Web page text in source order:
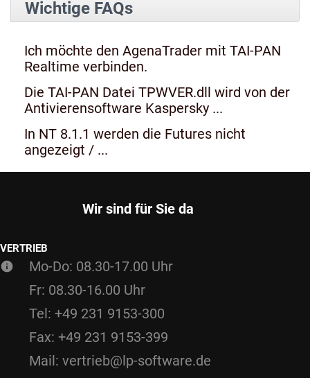
Wichtige FAQs
Ich möchte den AgenaTrader mit TAI-PAN
Realtime verbinden.
Die TAI-PAN Datei TPWVER.dll wird von der
Antivierensoftware Kaspersky ...
In NT 8.1.1 werden die Futures nicht
angezeigt / ...
Wir sind für Sie da
VERTRIEB
Mo-Do: 08.30-17.00 Uhr
Fr: 08.30-16.00 Uhr
Tel: +49 231 9153-300
Fax: +49 231 9153-399
Mail: vertrieb@lp-software.de